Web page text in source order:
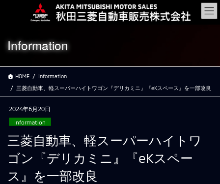
移
ン
動
Information
HOME
Information
三菱自動車、軽スーパーハイトワゴン『デリカミニ』『eKスペース』を一部改良
2024年6月20日
Information
三菱自動車、軽スーパーハイトワ
ゴン『デリカミニ』『eKスペー
ス』を一部改良